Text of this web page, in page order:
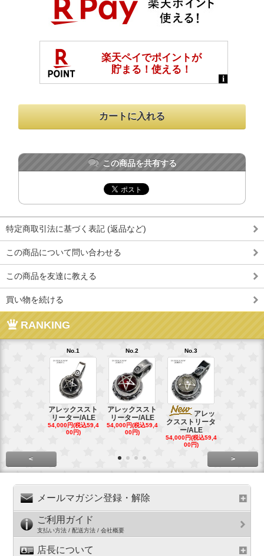
この商品を共有する
特定商取引法に基づく表記 (返品など)
この商品について問い合わせる
この商品を友達に教える
買い物を続ける
RANKING
No.1
アレックススト
リーター/ALE
54,000円(税込59,4
00円)
No.2
アレックススト
リーター/ALE
54,000円(税込59,4
00円)
No.3
アレッ
クスストリータ
ー/ALE
54,000円(税込59,4
00円)
< >
メールマガジン登録・解除
ご利用ガイド
支払い方法 / 配送方法 / 会社概要
店長について